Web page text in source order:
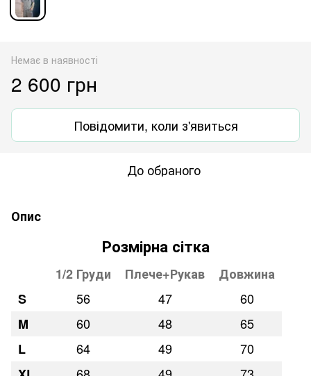
Немає в наявності
2 600 грн
Повідомити, коли з'явиться
До обраного
Опис
Розмірна сітка
1/2 Груди Плече+Рукав
Довжина
S
56 47
60
M
60 48
65
L
64 49
70